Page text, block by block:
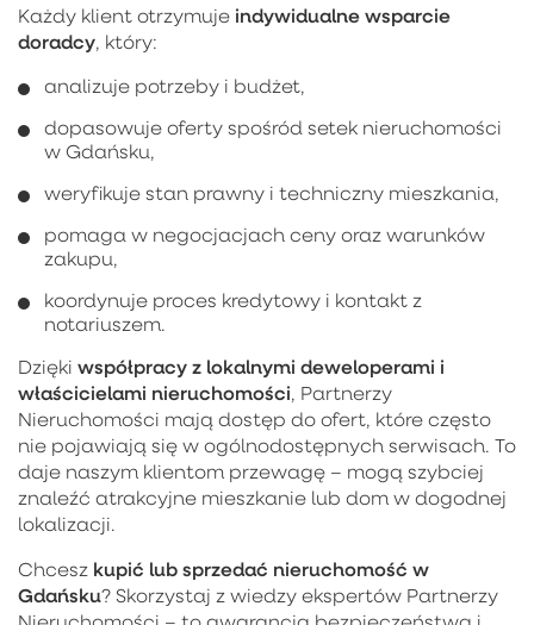
Każdy klient otrzymuje indywidualne wsparcie
doradcy, który:
analizuje potrzeby i budżet,
dopasowuje oferty spośród setek nieruchomości
w Gdańsku,
weryfikuje stan prawny i techniczny mieszkania,
pomaga w negocjacjach ceny oraz warunków
zakupu,
koordynuje proces kredytowy i kontakt z
notariuszem.
Dzięki współpracy z lokalnymi deweloperami i
właścicielami nieruchomości, Partnerzy
Nieruchomości mają dostęp do ofert, które często
nie pojawiają się w ogólnodostępnych serwisach. To
daje naszym klientom przewagę – mogą szybciej
znaleźć atrakcyjne mieszkanie lub dom w dogodnej
lokalizacji.
Chcesz kupić lub sprzedać nieruchomość w
Gdańsku? Skorzystaj z wiedzy ekspertów Partnerzy